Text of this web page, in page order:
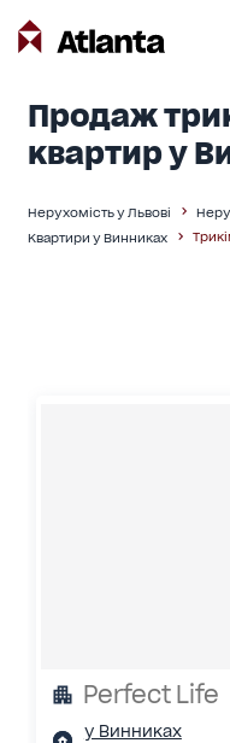
Продаж
квартир у
Нерухомість у Львові
Квартири у Винниках
Perfect Life
у Винниках